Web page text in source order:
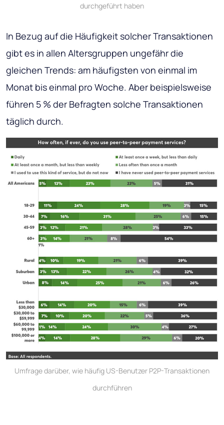
durchgeführt haben
In Bezug auf die Häufigkeit solcher Transaktionen
gibt es in allen Altersgruppen ungefähr die
gleichen Trends: am häufigsten von einmal im
Monat bis einmal pro Woche. Aber beispielsweise
führen 5 % der Befragten solche Transaktionen
täglich durch.
Umfrage darüber, wie häufig US-Benutzer P2P-Transaktionen
durchführen